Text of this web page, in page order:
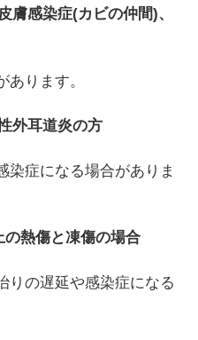
膚感染症(カビの仲間)、
ります。
外耳道炎の方
症になる場合がありま
熱傷と凍傷の場合
りの遅延や感染症になる